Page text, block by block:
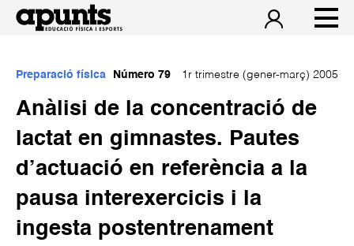
Preparació física Número 79 1r trimestre (gener-març) 2005
Anàlisi de la concentració de
lactat en gimnastes. Pautes
d’actuació en referència a la
pausa interexercicis i la
ingesta postentrenament